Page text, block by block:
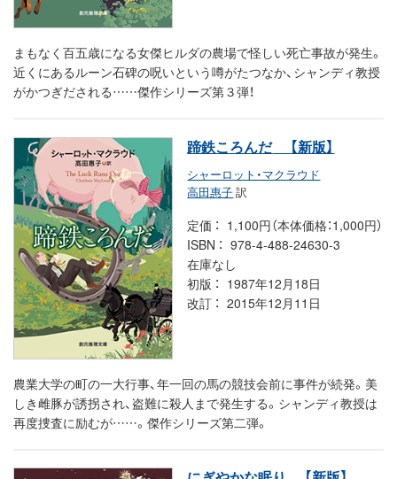
まもなく百五歳になる女傑ヒルダの農場で怪しい死亡事故が発生。
近くにあるルーン石碑の呪いという噂がたつなか、シャンディ教授
がかつぎだされる……傑作シリーズ第３弾！
蹄鉄ころんだ 【新版】
シャーロット・マクラウド
高田惠子訳
定価
1,100円（本体価格：1,000円）
ISBN
978-4-488-24630-3
在庫なし
初版
1987年12月18日
改訂
2015年12月11日
農業大学の町の一大行事、年一回の馬の競技会前に事件が続発。美
しき雌豚が誘拐され、盗難に殺人まで発生する。シャンディ教授は
再度捜査に励むが……。傑作シリーズ第二弾。